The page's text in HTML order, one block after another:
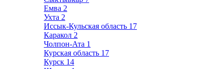
Емва 2
Ухта 2
Иссык-Кульская область 17
Каракол 2
Чолпон-Ата 1
Курская область 17
Курск 14